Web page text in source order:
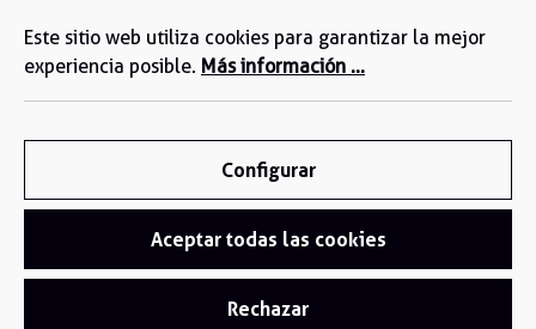
principal
Multinorma & intemperie
Este sitio web utiliza cookies para garantizar la mejor
experiencia posible. Más información ...
Configurar
Aceptar todas las cookies
Rechazar